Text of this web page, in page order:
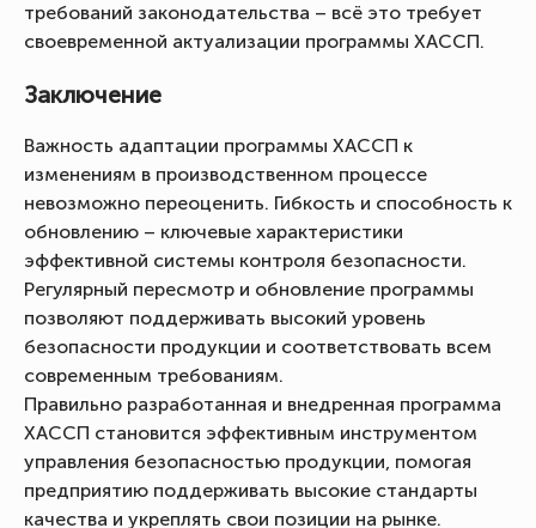
требований законодательства – всё это требует
своевременной актуализации программы ХАССП.
Заключение
Важность адаптации программы ХАССП к
изменениям в производственном процессе
невозможно переоценить. Гибкость и способность к
обновлению – ключевые характеристики
эффективной системы контроля безопасности.
Регулярный пересмотр и обновление программы
позволяют поддерживать высокий уровень
безопасности продукции и соответствовать всем
современным требованиям.
Правильно разработанная и внедренная программа
ХАССП становится эффективным инструментом
управления безопасностью продукции, помогая
предприятию поддерживать высокие стандарты
качества и укреплять свои позиции на рынке.